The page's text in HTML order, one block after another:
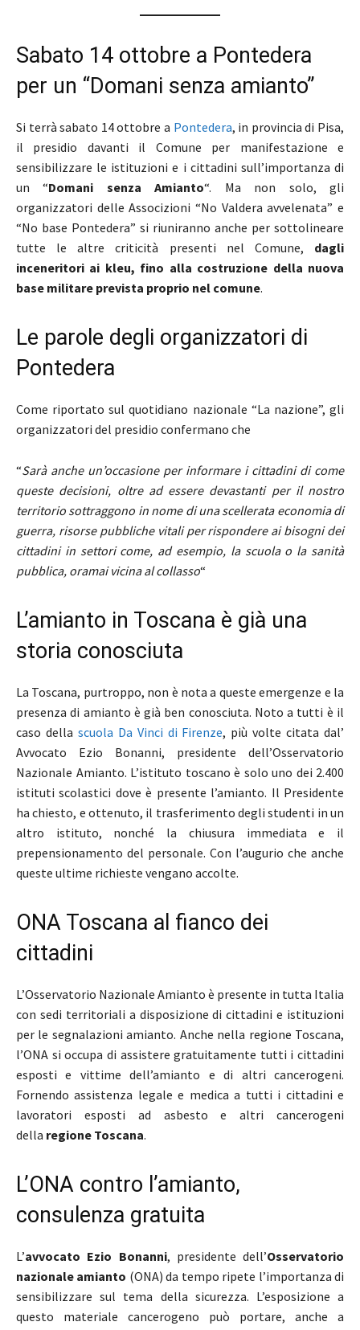
Sabato 14 ottobre a Pontedera
per un “Domani senza amianto”
Si terrà sabato 14 ottobre a Pontedera, in provincia di Pisa,
il presidio davanti il Comune per manifestazione e
sensibilizzare le istituzioni e i cittadini sull’importanza di
un “Domani senza Amianto“. Ma non solo, gli
organizzatori delle Associzioni “No Valdera avvelenata” e
“No base Pontedera” si riuniranno anche per sottolineare
tutte le altre criticità presenti nel Comune, dagli
inceneritori ai kleu, fino alla costruzione della nuova
base militare prevista proprio nel comune.
Le parole degli organizzatori di
Pontedera
Come riportato sul quotidiano nazionale “La nazione”, gli
organizzatori del presidio confermano che
“Sarà anche un’occasione per informare i cittadini di come
queste decisioni, oltre ad essere devastanti per il nostro
territorio sottraggono in nome di una scellerata economia di
guerra, risorse pubbliche vitali per rispondere ai bisogni dei
cittadini in settori come, ad esempio, la scuola o la sanità
pubblica, oramai vicina al collasso“
L’amianto in Toscana è già una
storia conosciuta
La Toscana, purtroppo, non è nota a queste emergenze e la
presenza di amianto è già ben conosciuta. Noto a tutti è il
caso della scuola Da Vinci di Firenze, più volte citata dal’
Avvocato Ezio Bonanni, presidente dell’Osservatorio
Nazionale Amianto. L’istituto toscano è solo uno dei 2.400
istituti scolastici dove è presente l’amianto. Il Presidente
ha chiesto, e ottenuto, il trasferimento degli studenti in un
altro istituto, nonché la chiusura immediata e il
prepensionamento del personale. Con l’augurio che anche
queste ultime richieste vengano accolte.
ONA Toscana al fianco dei
cittadini
L’Osservatorio Nazionale Amianto è presente in tutta Italia
con sedi territoriali a disposizione di cittadini e istituzioni
per le segnalazioni amianto. Anche nella regione Toscana,
l’ONA si occupa di assistere gratuitamente tutti i cittadini
esposti e vittime dell’amianto e di altri cancerogeni.
Fornendo assistenza legale e medica a tutti i cittadini e
lavoratori esposti ad asbesto e altri cancerogeni
della regione Toscana.
L’ONA contro l’amianto,
consulenza gratuita
L’avvocato Ezio Bonanni, presidente dell’Osservatorio
nazionale amianto (ONA) da tempo ripete l’importanza di
sensibilizzare sul tema della sicurezza. L’esposizione a
questo materiale cancerogeno può portare, anche a